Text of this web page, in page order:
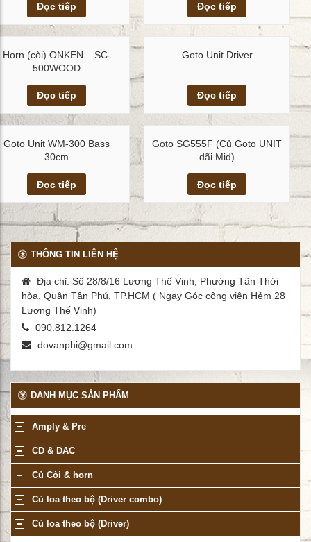
Đọc tiếp Đọc tiếp
Xem chi tiết
Horn (còi) ONKEN – SC-
500WOOD
Đọc tiếp
Xem chi tiết
Goto Unit Driver
Đọc tiếp
Xem chi tiết
Goto Unit WM-300 Bass
30cm
Đọc tiếp
Xem chi tiết
Goto SG555F (Củ Goto UNIT
dãi Mid)
Đọc tiếp
THÔNG TIN LIÊN HỆ
Địa chỉ: Số 28/8/16 Lương Thế Vinh, Phường Tân Thới
hòa, Quận Tân Phú, TP.HCM ( Ngay Góc công viên Hẻm 28
Lương Thế Vinh)
090.812.1264
dovanphi@gmail.com
DANH MỤC SẢN PHẨM
Amply & Pre
CD & DAC
Củ Còi & horn
Củ loa theo bộ (Driver combo)
Củ loa theo bộ (Driver)